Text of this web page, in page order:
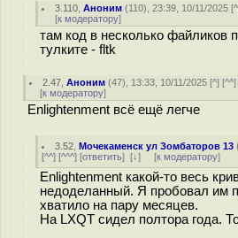
3.110 ,Аноним (110), 23:39, 10/11/2025 [^
[к модератору]
там код в несколько файликов
тулките - fltk
2.47 ,Аноним (47), 13:33, 10/11/2025 [^] [^^]
[к модератору]
Enlightenment всё ещё легче
3.52 ,Мочекаменск ул Зомбаторов 13
[^^] [^^^] [ответить] [↓] [к модератору]
Enlightenment какой-то весь
недоделанный. Я пробовал им
хватило на пару месяцев.
На LXQT сидел полтора года.